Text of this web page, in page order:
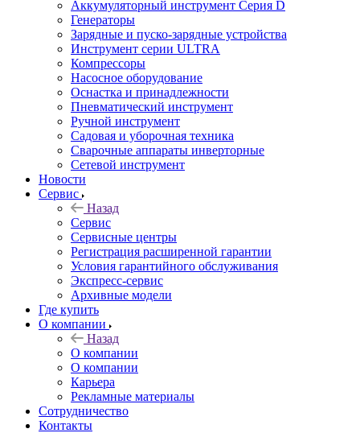
Аккумуляторный инструмент Серия D
Генераторы
Зарядные и пуско-зарядные устройства
Инструмент серии ULTRA
Компрессоры
Насосное оборудование
Оснастка и принадлежности
Пневматический инструмент
Ручной инструмент
Садовая и уборочная техника
Сварочные аппараты инверторные
Сетевой инструмент
Новости
Сервис
Назад
Сервис
Сервисные центры
Регистрация расширенной гарантии
Условия гарантийного обслуживания
Экспресс-сервис
Архивные модели
Где купить
О компании
Назад
О компании
О компании
Карьера
Рекламные материалы
Сотрудничество
Контакты